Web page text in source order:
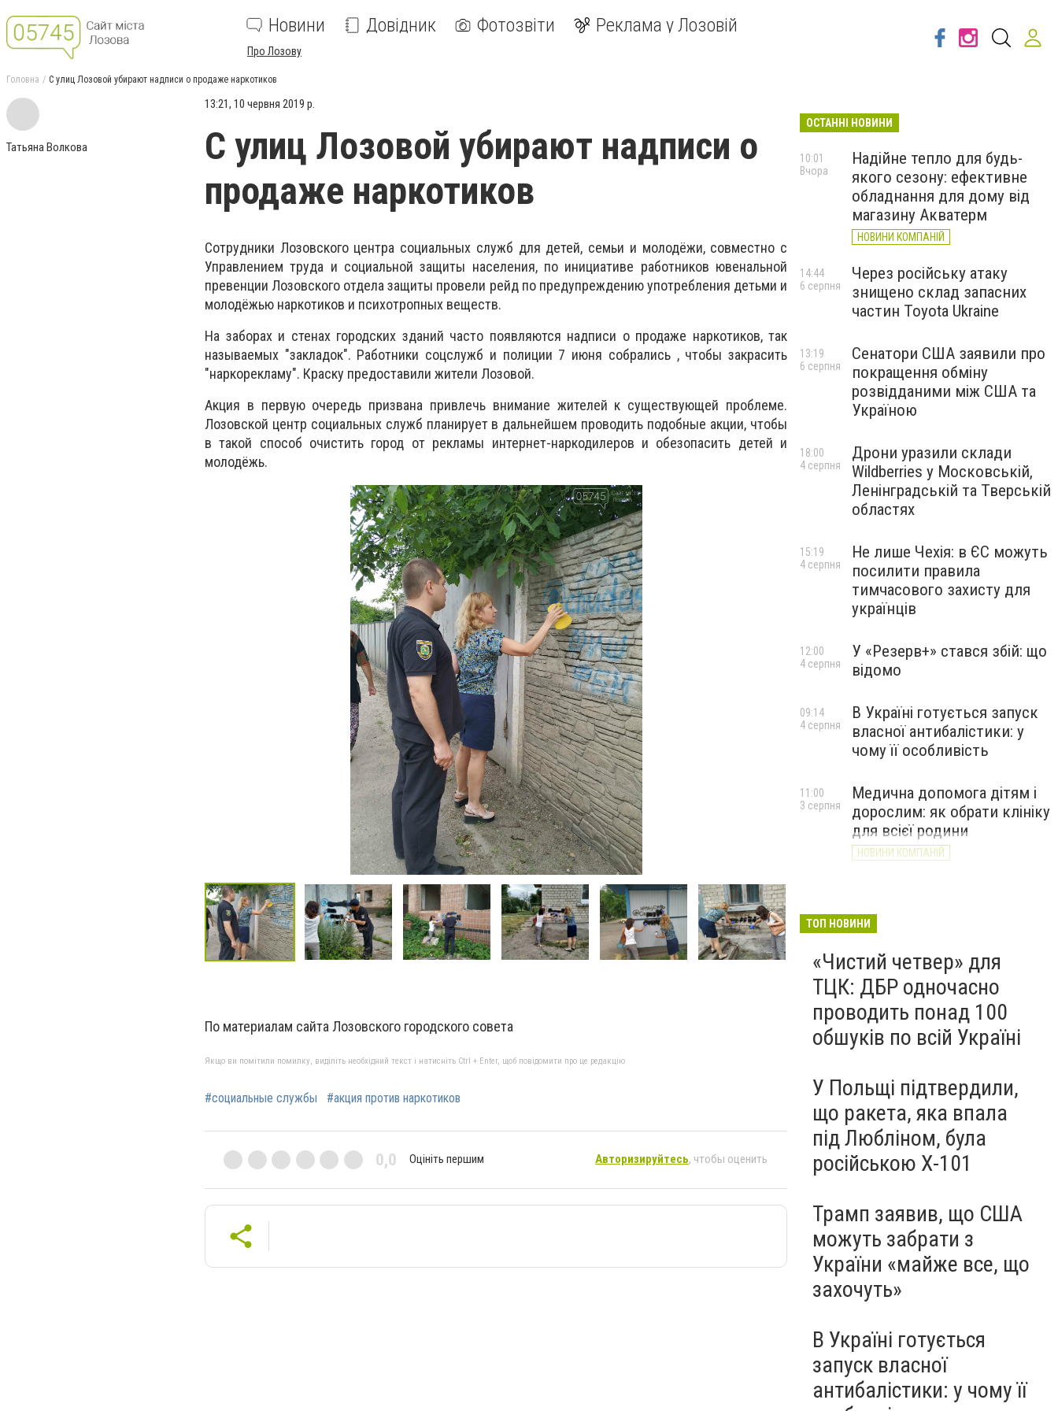
Новини Довідник Фотозвіти Реклама у Лозовій
Про Лозову
Головна С улиц Лозовой убирают надписи о продаже наркотиков
Татьяна Волкова
13:21, 10 червня 2019 р.
С улиц Лозовой убирают надписи о
продаже наркотиков
Сотрудники Лозовского центра социальных служб для детей, семьи и молодёжи, совместно с
Управлением труда и социальной защиты населения, по инициативе работников ювенальной
превенции Лозовского отдела защиты провели рейд по предупреждению употребления детьми и
молодёжью наркотиков и психотропных веществ.
На заборах и стенах городских зданий часто появляются надписи о продаже наркотиков, так
называемых "закладок". Работники соцслужб и полиции 7 июня собрались , чтобы закрасить
"наркорекламу". Краску предоставили жители Лозовой.
Акция в первую очередь призвана привлечь внимание жителей к существующей проблеме.
Лозовской центр социальных служб планирует в дальнейшем проводить подобные акции, чтобы
в такой способ очистить город от рекламы интернет-наркодилеров и обезопасить детей и
молодёжь.
По материалам сайта Лозовского городского совета
Якщо ви помітили помилку, виділіть необхідний текст і натисніть Ctrl + Enter, щоб повідомити про це редакцію
#социальные службы #акция против наркотиков
0,0 Оцініть першим Авторизируйтесь, чтобы оценить
ОСТАННІ НОВИНИ
Надійне тепло для будь-
якого сезону: ефективне
обладнання для дому від
магазину Акватерм
НОВИНИ КОМПАНІЙ
10:01
Вчора
Через російську атаку
знищено склад запасних
частин Toyota Ukraine
14:44
6 серпня
Сенатори США заявили про
покращення обміну
розвідданими між США та
Україною
13:19
6 серпня
Дрони уразили склади
Wildberries у Московській,
Ленінградській та Тверській
областях
18:00
4 серпня
Не лише Чехія: в ЄС можуть
посилити правила
тимчасового захисту для
українців
15:19
4 серпня
У «Резерв+» стався збій: що
відомо
12:00
4 серпня
В Україні готується запуск
власної антибалістики: у
чому її особливість
09:14
4 серпня
Медична допомога дітям і
дорослим: як обрати клініку
для всієї родини
НОВИНИ КОМПАНІЙ
11:00
3 серпня
ТОП НОВИНИ
«Чистий четвер» для
ТЦК: ДБР одночасно
проводить понад 100
обшуків по всій Україні
У Польщі підтвердили,
що ракета, яка впала
під Любліном, була
російською Х-101
Трамп заявив, що США
можуть забрати з
України «майже все, що
захочуть»
В Україні готується
запуск власної
антибалістики: у чому її